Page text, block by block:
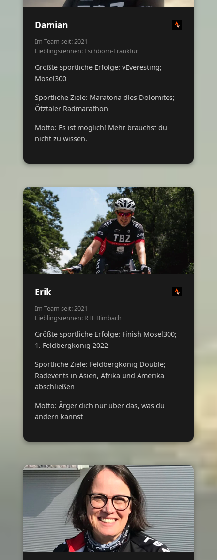
Damian
Im Team seit: 2021
Lieblingsrennen: Eschborn-Frankfurt
Größte sportliche Erfolge: vEveresting;
Mosel300
Sportliche Ziele: Maratona dles Dolomites;
Ötztaler Radmarathon
Motto: Es ist möglich! Mehr brauchst du
nicht zu wissen.
Erik
Im Team seit: 2021
Lieblingsrennen: RTF Bimbach
Größte sportliche Erfolge: Finish Mosel300;
1. Feldbergkönig 2022
Sportliche Ziele: Feldbergkönig Double;
Radevents in Asien, Afrika und Amerika
abschließen
Motto: Ärger dich nur über das, was du
ändern kannst